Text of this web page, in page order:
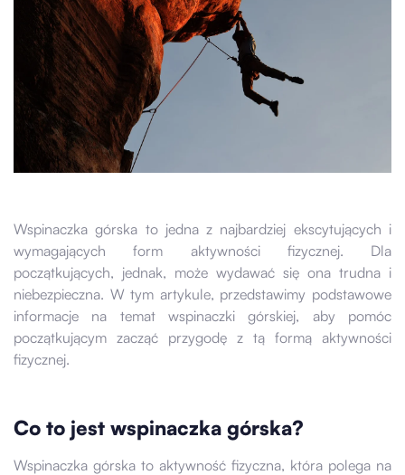
Wspinaczka górska to jedna z najbardziej ekscytujących i
wymagających form aktywności fizycznej. Dla
początkujących, jednak, może wydawać się ona trudna i
niebezpieczna. W tym artykule, przedstawimy podstawowe
informacje na temat wspinaczki górskiej, aby pomóc
początkującym zacząć przygodę z tą formą aktywności
fizycznej.
Co to jest wspinaczka górska?
Wspinaczka górska to aktywność fizyczna, która polega na